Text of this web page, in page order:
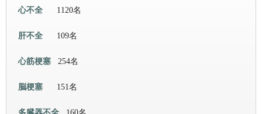
心不全 1120名
肝不全 109名
心筋梗塞 254名
脳梗塞 151名
多臓器不全 160名